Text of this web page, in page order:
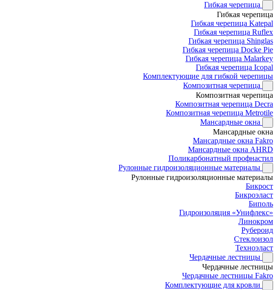
Гибкая черепица
Гибкая черепица
Гибкая черепица Katepal
Гибкая черепица Ruflex
Гибкая черепица Shinglas
Гибкая черепица Docke Pie
Гибкая черепица Malarkey
Гибкая черепица Icopal
Комплектующие для гибкой черепицы
Композитная черепица
Композитная черепица
Композитная черепица Decra
Композитная черепица Metrotile
Мансардные окна
Мансардные окна
Мансардные окна Fakro
Мансардные окна AHRD
Поликарбонатный профнастил
Рулонные гидроизоляционные материалы
Рулонные гидроизоляционные материалы
Бикрост
Бикроэласт
Биполь
Гидроизоляция «Унифлекс»
Линокром
Рубероид
Стеклоизол
Техноэласт
Чердачные лестницы
Чердачные лестницы
Чердачные лестницы Fakro
Комплектующие для кровли